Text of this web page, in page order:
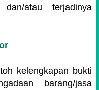
atau terjadinya
kelengkapan bukti
barang/jasa